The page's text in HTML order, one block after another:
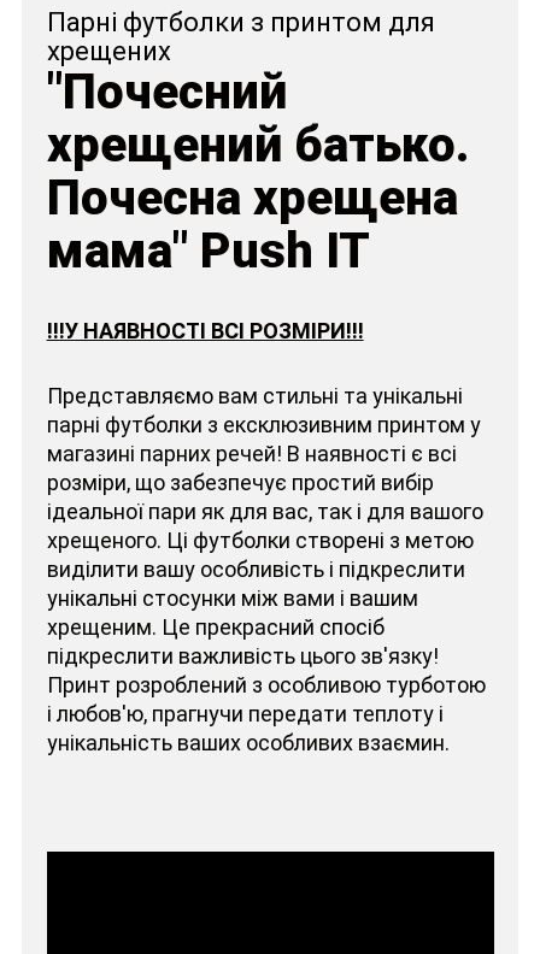
Парні футболки з принтом для
хрещених
"Почесний
хрещений батько.
Почесна хрещена
мама" Push IT
!!!У НАЯВНОСТІ ВСІ РОЗМІРИ!!!
Представляємо вам стильні та унікальні
парні футболки з ексклюзивним принтом у
магазині парних речей! В наявності є всі
розміри, що забезпечує простий вибір
ідеальної пари як для вас, так і для вашого
хрещеного. Ці футболки створені з метою
виділити вашу особливість і підкреслити
унікальні стосунки між вами і вашим
хрещеним. Це прекрасний спосіб
підкреслити важливість цього зв'язку!
Принт розроблений з особливою турботою
і любов'ю, прагнучи передати теплоту і
унікальність ваших особливих взаємин.